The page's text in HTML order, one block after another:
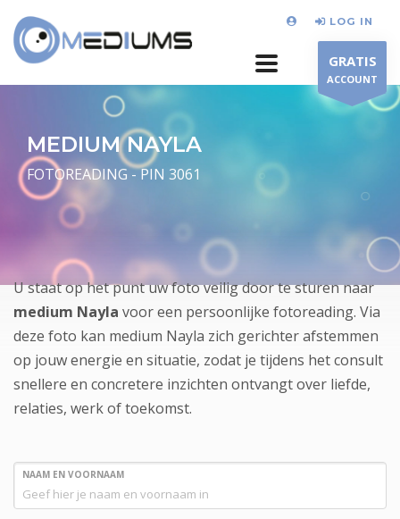
LOG IN
GRATIS
ACCOUNT
MEDIUM NAYLA
FOTOREADING - PIN 3061
U staat op het punt uw foto veilig door te sturen naar
medium Nayla voor een persoonlijke fotoreading. Via
deze foto kan medium Nayla zich gerichter afstemmen
op jouw energie en situatie, zodat je tijdens het consult
snellere en concretere inzichten ontvangt over liefde,
relaties, werk of toekomst.
NAAM EN VOORNAAM